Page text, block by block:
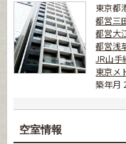
東京都
都営三
都営大
都営浅
JR山手
東京メ
築年月
空室情報